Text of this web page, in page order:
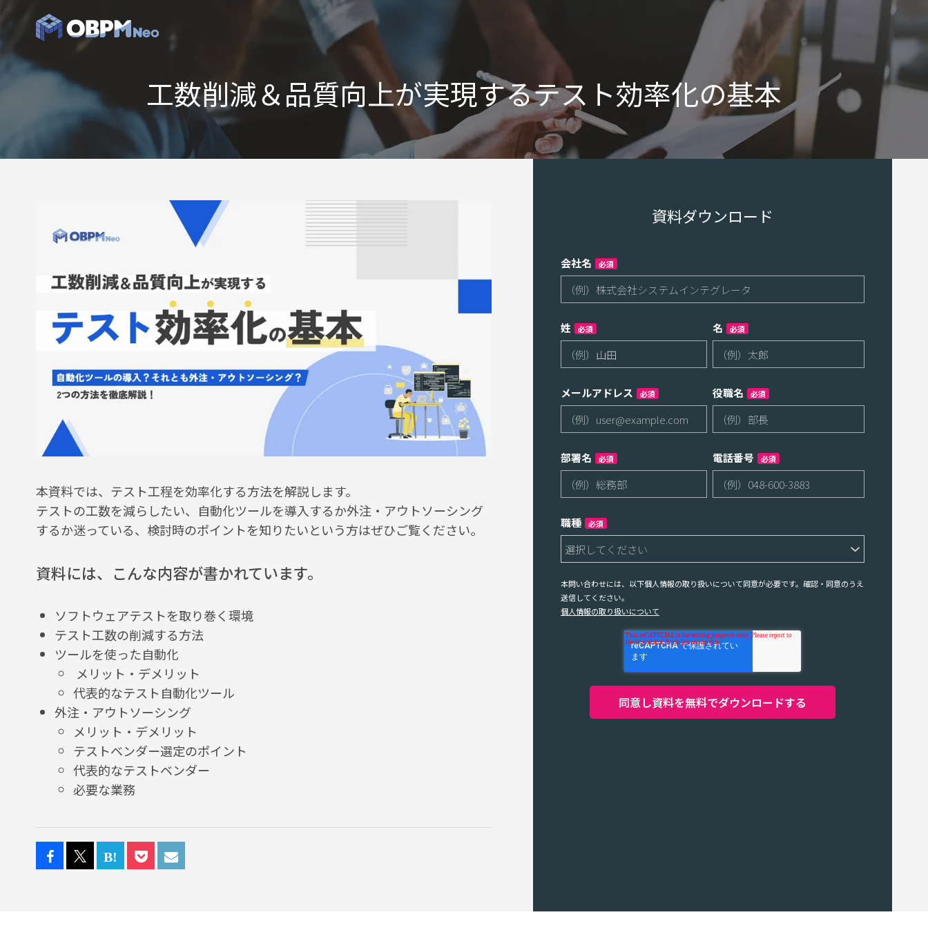
工数削減＆品質向上が実現するテスト効率化の基本
本資料では、テスト工程を効率化する方法を解説します。
テストの工数を減らしたい、自動化ツールを導入するか外注・アウトソーシング
するか迷っている、検討時のポイントを知りたいという方はぜひご覧ください。
資料には、こんな内容が書かれています。
ソフトウェアテストを取り巻く環境
テスト工数の削減する方法
ツールを使った自動化
メリット・デメリット
代表的なテスト自動化ツール
外注・アウトソーシング
メリット・デメリット
テストベンダー選定のポイント
代表的なテストベンダー
必要な業務
資料ダウンロード
会社名 必須
姓 必須 名 必須
メールアドレス 必須 役職名 必須
部署名 必須 電話番号 必須
職種 必須
本問い合わせには、以下個人情報の取り扱いについて同意が必要です。確認・同意のうえ
送信してください。
個人情報の取り扱いについて